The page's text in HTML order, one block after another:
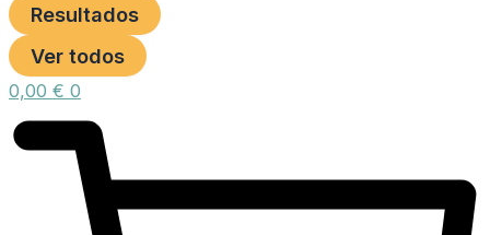
Resultados
Ver todos
0,00 € 0